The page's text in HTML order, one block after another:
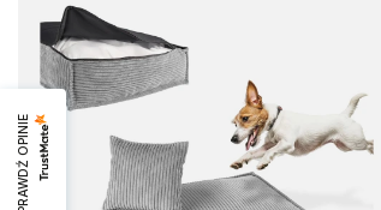
listy
życzeń
SPRAWDŹ OPINIE